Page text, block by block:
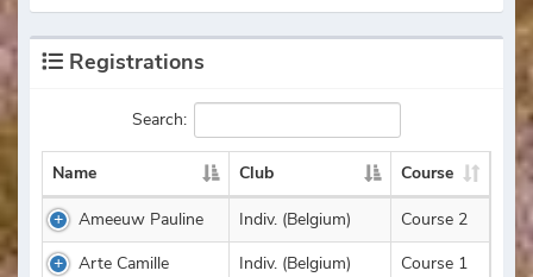
Registrations
Search:
Name Club Course
Ameeuw Pauline Indiv. (Belgium)
Course 2
Arte Camille
Indiv. (Belgium)
Course 1